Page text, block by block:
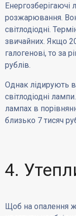
розжарювання.
світлодіодні.
звичайних. Якщо
галогенові, то за
рублів.
Однак лідирують
світлодіодні
лампах в
близько 7 тисяч
4.
Щоб на опалення